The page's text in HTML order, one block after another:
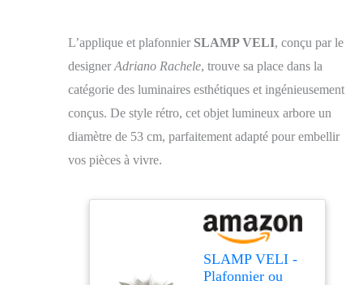
L’applique et plafonnier SLAMP VELI, conçu par le
designer Adriano Rachele, trouve sa place dans la
catégorie des luminaires esthétiques et ingénieusement
conçus. De style rétro, cet objet lumineux arbore un
diamètre de 53 cm, parfaitement adapté pour embellir
vos pièces à vivre.
SLAMP VELI -
Plafonnier ou